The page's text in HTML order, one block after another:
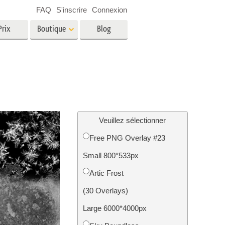
immobilière
Services de restauration photo
Boutique Blog
FAQ S'inscrire Connexion
Veuillez sélectionner
Free PNG Overlay #23
Small 800*533px
Artic Frost
(30 Overlays)
Large 6000*4000px